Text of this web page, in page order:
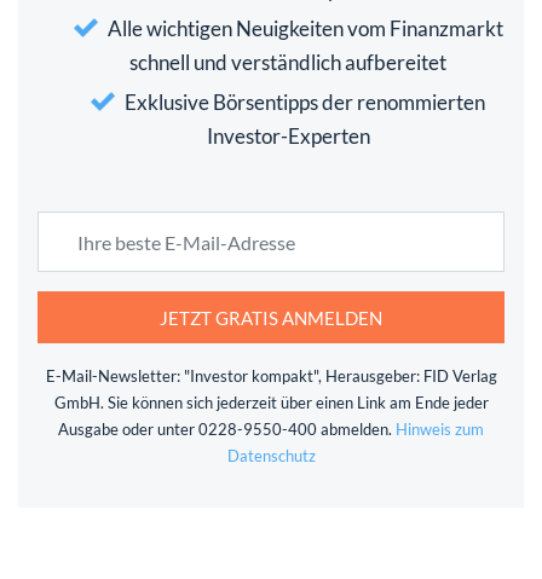
Alle wichtigen Neuigkeiten vom Finanzmarkt
schnell und verständlich aufbereitet
Exklusive Börsentipps der renommierten
Investor-Experten
JETZT GRATIS ANMELDEN
E-Mail-Newsletter: "Investor kompakt", Herausgeber: FID Verlag
GmbH. Sie können sich jederzeit über einen Link am Ende jeder
Ausgabe oder unter 0228-9550-400 abmelden. Hinweis zum
Datenschutz